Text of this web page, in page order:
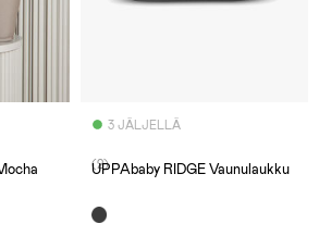
3 JÄLJELLÄ
(2)
UPPAbaby RIDGE Vaunulaukku